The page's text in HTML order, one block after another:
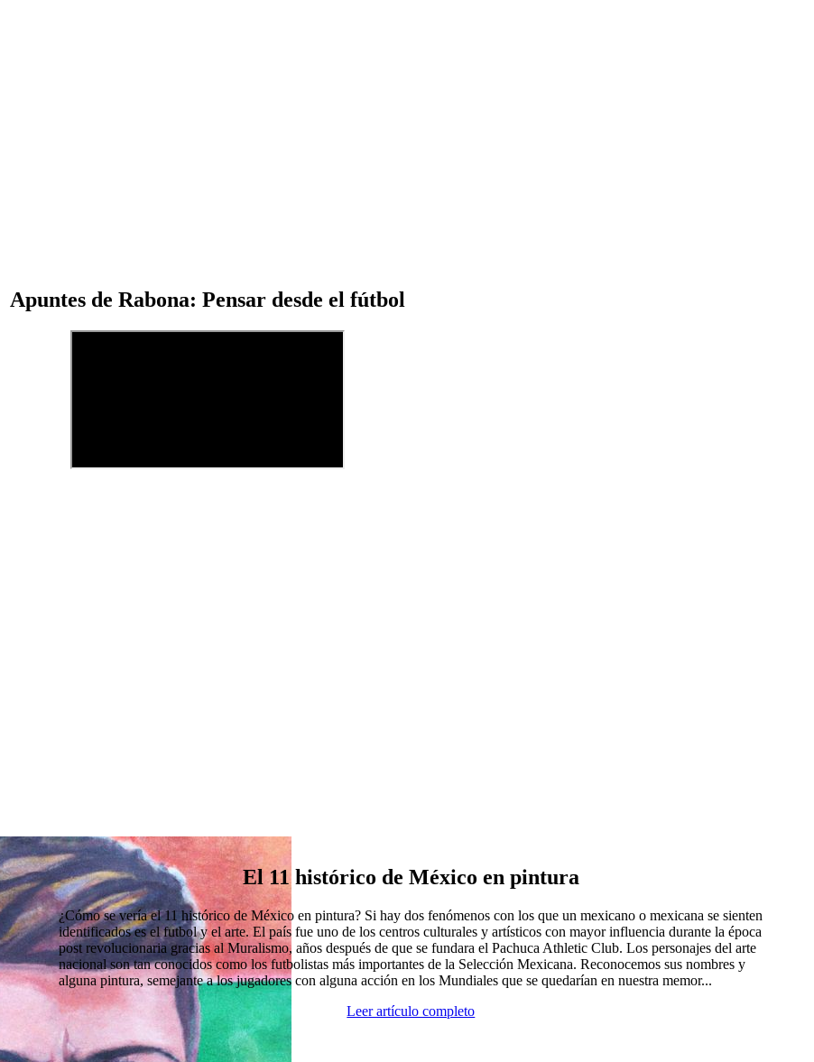
Apuntes de Rabona: Pensar desde el fútbol
El 11 histórico de México en pintura
¿Cómo se vería el 11 histórico de México en pintura? Si hay dos fenómenos con los que un mexicano o mexicana se sienten
identificados es el futbol y el arte. El país fue uno de los centros culturales y artísticos con mayor influencia durante la época
post revolucionaria gracias al Muralismo, años después de que se fundara el Pachuca Athletic Club. Los personajes del arte
nacional son tan conocidos como los futbolistas más importantes de la Selección Mexicana. Reconocemos sus nombres y
alguna pintura, semejante a los jugadores con alguna acción en los Mundiales que se quedarían en nuestra memor...
Leer artículo completo